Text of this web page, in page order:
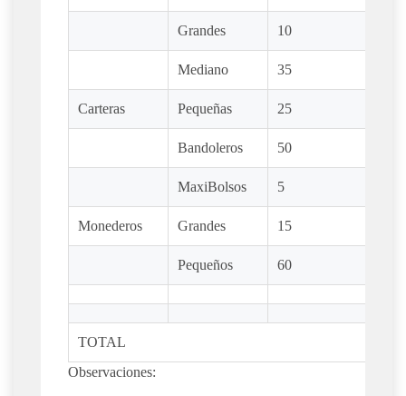
Grandes 10
Mediano 35
Carteras Pequeñas 25
Bandoleros 50
MaxiBolsos 5
Monederos Grandes 15
Pequeños 60
TOTAL
Observaciones: